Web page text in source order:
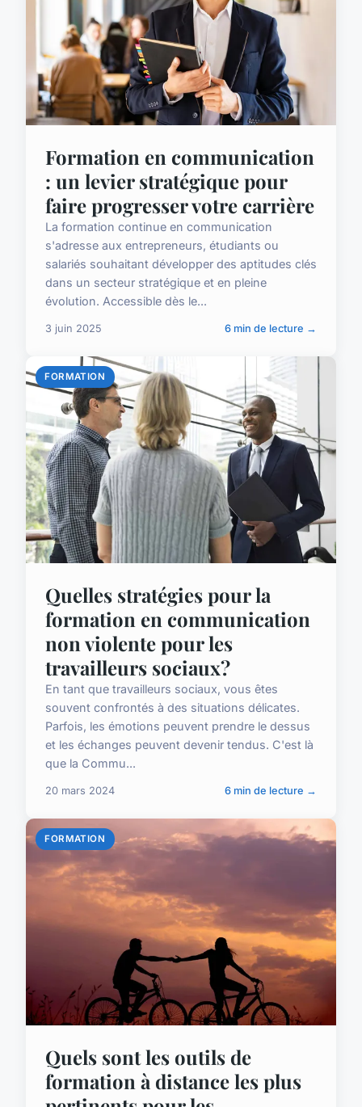
Formation en communication
: un levier stratégique pour
faire progresser votre carrière
La formation continue en communication
s'adresse aux entrepreneurs, étudiants ou
salariés souhaitant développer des aptitudes clés
dans un secteur stratégique et en pleine
évolution. Accessible dès le...
3 juin 2025 6 min de lecture →
FORMATION
Quelles stratégies pour la
formation en communication
non violente pour les
travailleurs sociaux?
En tant que travailleurs sociaux, vous êtes
souvent confrontés à des situations délicates.
Parfois, les émotions peuvent prendre le dessus
et les échanges peuvent devenir tendus. C'est là
que la Commu...
20 mars 2024 6 min de lecture →
FORMATION
Quels sont les outils de
formation à distance les plus